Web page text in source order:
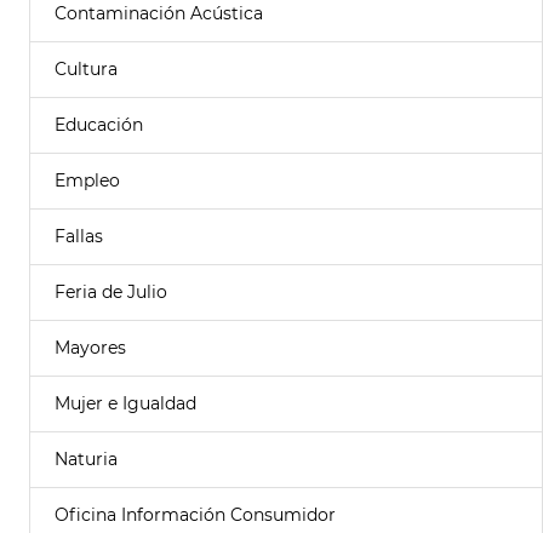
Contaminación Acústica
Cultura
Educación
Empleo
Fallas
Feria de Julio
Mayores
Mujer e Igualdad
Naturia
Oficina Información Consumidor